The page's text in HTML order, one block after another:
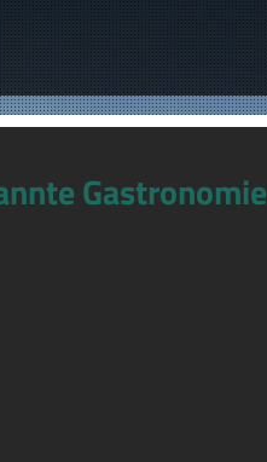
Gastronomie